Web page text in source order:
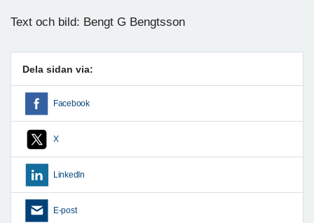
Text och bild: Bengt G Bengtsson
Dela sidan via:
Facebook
X
LinkedIn
E-post